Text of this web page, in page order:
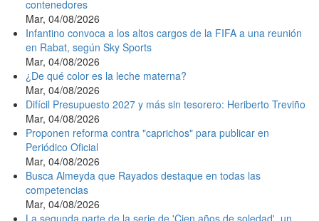
contenedores
Mar, 04/08/2026
Infantino convoca a los altos cargos de la FIFA a una reunión
en Rabat, según Sky Sports
Mar, 04/08/2026
¿De qué color es la leche materna?
Mar, 04/08/2026
Difícil Presupuesto 2027 y más sin tesorero: Heriberto Treviño
Mar, 04/08/2026
Proponen reforma contra "caprichos" para publicar en
Periódico Oficial
Mar, 04/08/2026
Busca Almeyda que Rayados destaque en todas las
competencias
Mar, 04/08/2026
La segunda parte de la serie de 'Cien años de soledad', un